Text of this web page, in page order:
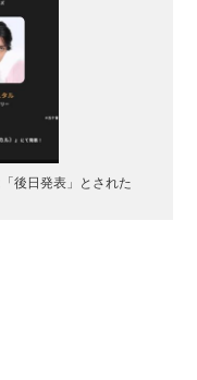
後日発表」とされた